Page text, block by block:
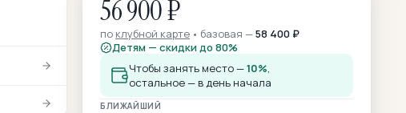
56 900 ₽
по клубной карте базовая —58 400 ₽
Детям — скидки до 80%
Чтобы занять место —10%,
остальное — в день начала
БЛИЖАЙШИЙ